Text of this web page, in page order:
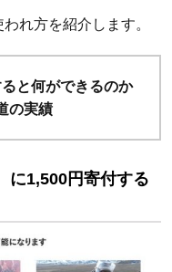
れ方を紹介します。
と何ができるのか
の実績
に1,500円寄付する